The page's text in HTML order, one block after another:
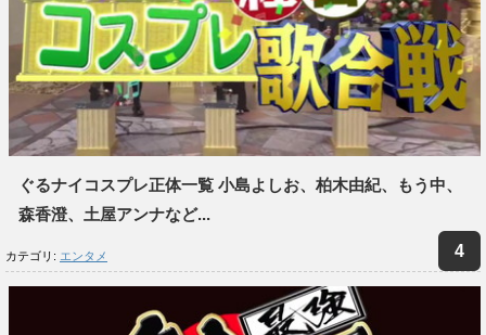
ぐるナイコスプレ正体一覧 小島よしお、柏木由紀、もう中、
森香澄、土屋アンナなど...
カテゴリ: エンタメ